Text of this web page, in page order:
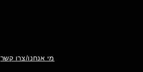
מי אנחנו/צרו קשר